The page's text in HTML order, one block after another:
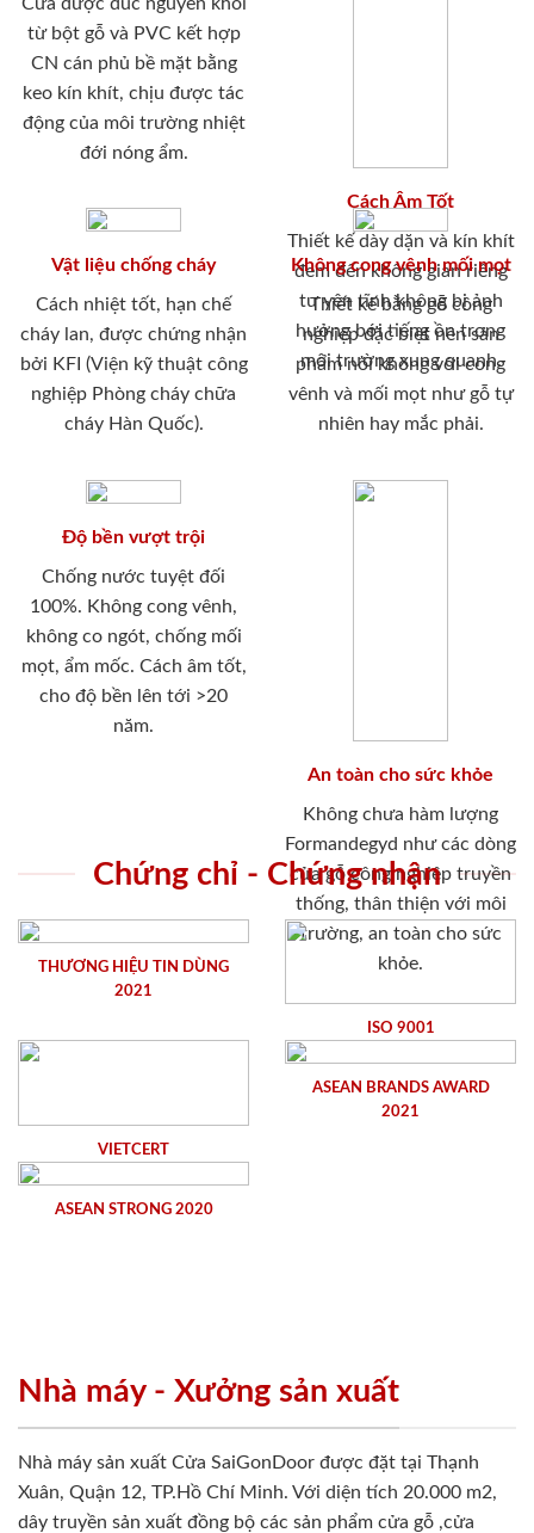
Cửa được đúc nguyên khối
từ bột gỗ và PVC kết hợp
CN cán phủ bề mặt bằng
keo kín khít, chịu được tác
động của môi trường nhiệt
đới nóng ẩm.
Cách Âm Tốt
Thiết kế dày dặn và kín khít
đem đến không gian riêng
tư yên tĩnh không bị ảnh
hưởng bới tiếng ồn trong
môi trường xung quanh.
Vật liệu chống cháy
Cách nhiệt tốt, hạn chế
cháy lan, được chứng nhận
bởi KFI (Viện kỹ thuật công
nghiệp Phòng cháy chữa
cháy Hàn Quốc).
Không cong vênh mối mọt
Thiết kế bằng gỗ công
nghiệp đặc biệt nên sản
phẩm nói không với cong
vênh và mối mọt như gỗ tự
nhiên hay mắc phải.
Độ bền vượt trội
Chống nước tuyệt đối
100%. Không cong vênh,
không co ngót, chống mối
mọt, ẩm mốc. Cách âm tốt,
cho độ bền lên tới >20
năm.
An toàn cho sức khỏe
Không chưa hàm lượng
Formandegyd như các dòng
cửa gỗ công nghiệp truyền
thống, thân thiện với môi
trường, an toàn cho sức
khỏe.
Chứng chỉ - Chứng nhận
THƯƠNG HIỆU TIN DÙNG
2021
ISO 9001
VIETCERT
ASEAN BRANDS AWARD
2021
ASEAN STRONG 2020
Nhà máy - Xưởng sản xuất
Nhà máy sản xuất Cửa SaiGonDoor được đặt tại Thạnh
Xuân, Quận 12, TP.Hồ Chí Minh. Với diện tích 20.000 m2,
dây truyền sản xuất đồng bộ các sản phẩm cửa gỗ ,cửa